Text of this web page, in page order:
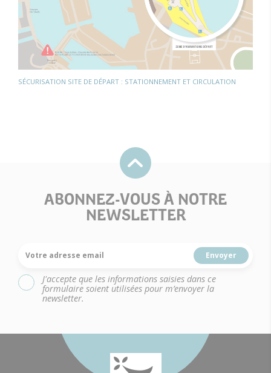
SÉCURISATION SITE DE DÉPART : STATIONNEMENT ET CIRCULATION
ABONNEZ-VOUS À NOTRE
NEWSLETTER
Votre adresse email
J'accepte que les informations saisies dans ce
formulaire soient utilisées pour m’envoyer la
newsletter.